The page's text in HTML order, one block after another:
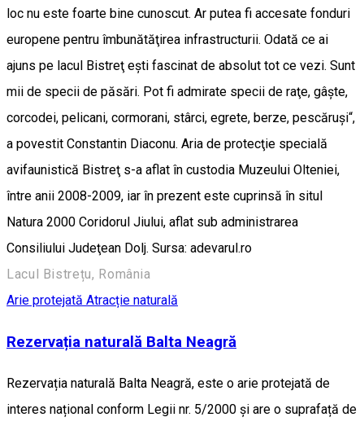
loc nu este foarte bine cunoscut. Ar putea fi accesate fonduri
europene pentru îmbunătăţirea infrastructurii. Odată ce ai
ajuns pe lacul Bistreţ eşti fascinat de absolut tot ce vezi. Sunt
mii de specii de păsări. Pot fi admirate specii de raţe, gâşte,
corcodei, pelicani, cormorani, stârci, egrete, berze, pescăruşi“,
a povestit Constantin Diaconu. Aria de protecţie specială
avifaunistică Bistreţ s-a aflat în custodia Muzeului Olteniei,
între anii 2008-2009, iar în prezent este cuprinsă în situl
Natura 2000 Coridorul Jiului, aflat sub administrarea
Consiliului Judeţean Dolj. Sursa: adevarul.ro
Lacul Bistrețu, România
Arie protejată Atracție naturală
Rezervația naturală Balta Neagră
Rezervația naturală Balta Neagră, este o arie protejată de
interes național conform Legii nr. 5/2000 și are o suprafață de